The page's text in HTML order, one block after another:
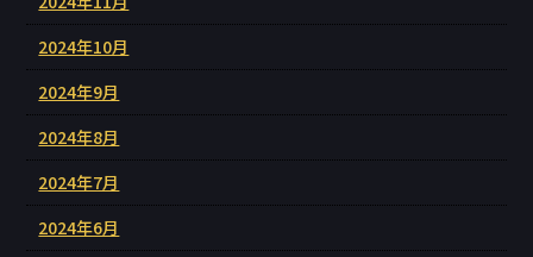
2024年10月
2024年9月
2024年8月
2024年7月
2024年6月